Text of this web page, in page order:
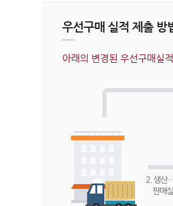
우선구매 실적 제출 방
아래의 변경된 우선구매실